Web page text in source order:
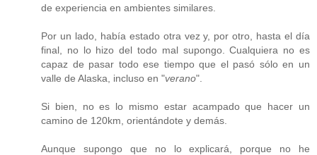
de experiencia en ambientes similares.
Por un lado, había estado otra vez y, por otro, hasta el día
final, no lo hizo del todo mal supongo. Cualquiera no es
capaz de pasar todo ese tiempo que el pasó sólo en un
valle de Alaska, incluso en "verano".
Si bien, no es lo mismo estar acampado que hacer un
camino de 120km, orientándote y demás.
Aunque supongo que no lo explicará, porque no he